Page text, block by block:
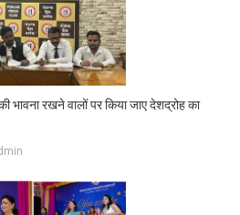
भावना रखने वालों पर किया जाए देशद्रोह का